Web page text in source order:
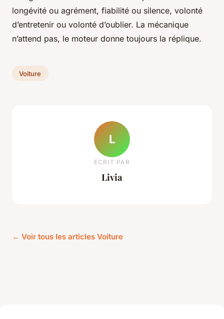
longévité ou agrément, fiabilité ou silence, volonté
d’entretenir ou volonté d’oublier. La mécanique
n’attend pas, le moteur donne toujours la réplique.
Voiture
L
ECRIT PAR
Livia
← Voir tous les articles Voiture